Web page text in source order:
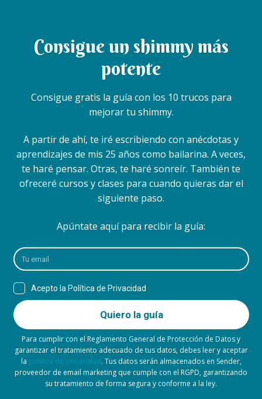
Consigue un shimmy más
potente
Consigue gratis la guía con los 10 trucos para
mejorar tu shimmy.
A partir de ahí, te iré escribiendo con anécdotas y
aprendizajes de mis 25 años como bailarina. A veces,
te haré pensar. Otras, te haré sonreír. También te
ofreceré cursos y clases para cuando quieras dar el
siguiente paso.
Apúntate aquí para recibir la guía:
Para cumplir con el Reglamento General de Protección de Datos y
garantizar el tratamiento adecuado de tus datos, debes leer y aceptar
la política de privacidad. Tus datos serán almacenados en Sender,
proveedor de email marketing que cumple con el RGPD, garantizando
su tratamiento de forma segura y conforme a la ley.